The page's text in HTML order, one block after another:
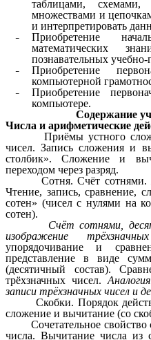
таблицами,
множествами и
и интерпретировать
Приобретение
математических
познавательных учебно-
Приобретение
компьютерной
Приобретение
компьютере.
Содержание
Числа и арифметические
Приёмы устного
чисел. Запись сложения и
столбик». Сложение и
переходом через разряд.
Сотня. Счёт сотнями.
Чтение, запись, сравнение,
сотен» (чисел с нулями на
сотен).
Счёт сотнями,
изображение
упорядочивание и
представление в виде
(десятичный состав).
трёхзначных чисел.
записи трёхзначных чисел и
Скобки. Порядок
сложение и вычитание (со
Сочетательное свойство
числа. Вычитание числа из